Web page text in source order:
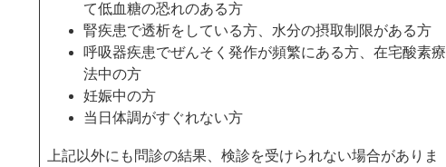
て低血糖の恐れのある方
腎疾患で透析をしている方、水分の摂取制限がある方
呼吸器疾患でぜんそく発作が頻繁にある方、在宅酸素療
法中の方
妊娠中の方
当日体調がすぐれない方
上記以外にも問診の結果、検診を受けられない場合がありま